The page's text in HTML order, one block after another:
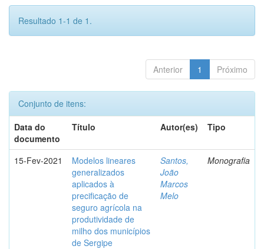
Resultado 1-1 de 1.
Anterior 1 Próximo
Conjunto de itens:
Data do
documento
Título Autor(es) Tipo
15-Fev-2021
Modelos lineares
generalizados
aplicados à
precificação de
seguro agrícola na
produtividade de
milho dos municípios
de Sergipe
Santos,
João
Marcos
Melo
Monografia